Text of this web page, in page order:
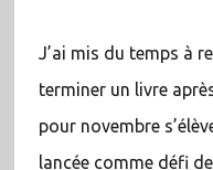
J’ai mis du temps à
terminer un livre
pour novembre
lancée comme défi